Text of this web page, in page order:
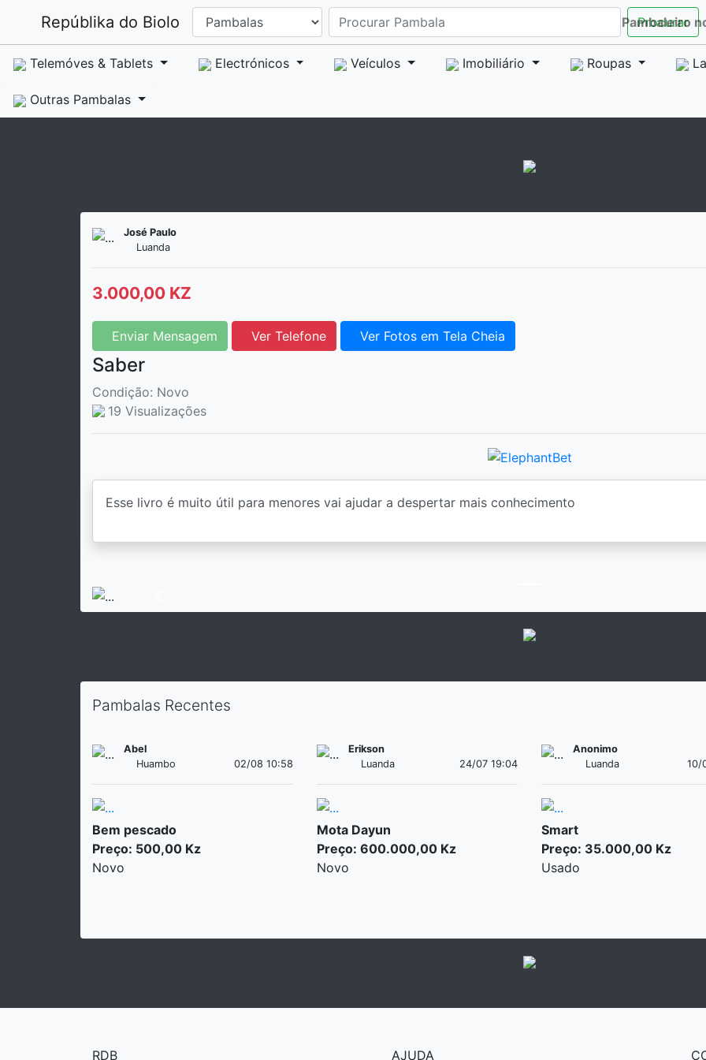
Repúblika do Biolo Procurar
Pambaleiro
Telemóves & Tablets Electrónicos Veículos Imobiliário Roupas
Outras Pambalas
José Paulo
Luanda
3.000,00 KZ
Enviar Mensagem Ver Telefone Ver Fotos em Tela Cheia
Saber
Condição: Novo
19 Visualizações
Pambalas Recentes
Abel
Huambo
02/08 10:58
Bem pescado
Preço: 500,00 Kz
Novo
Erikson
Luanda
24/07 19:04
Mota Dayun
Preço: 600.000,00 Kz
Novo
Anonimo
Luanda
10/
Smart
Preço: 35.000,00 Kz
Usado
RDB AJUDA